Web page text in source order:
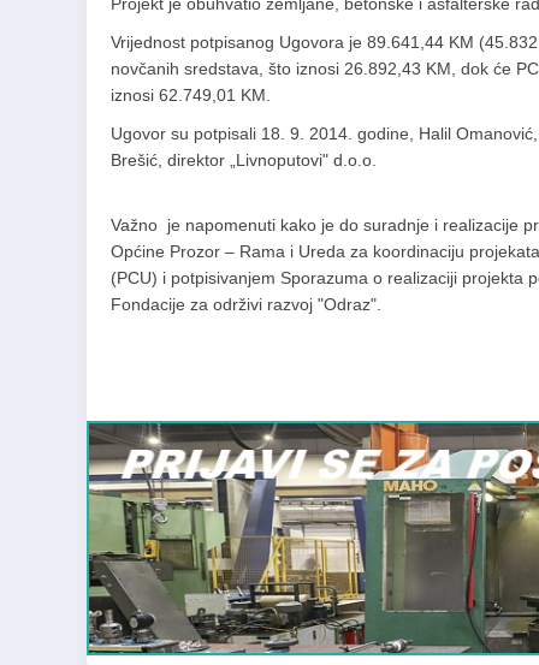
Vrijednost potpisanog Ugovora je 89.641,44 KM
novčanih sredstava, što iznosi 26.892,43 KM, dok će
iznosi 62.749,01 KM.
Ugovor su potpisali 18. 9. 2014. godine, Halil
Brešić, direktor „Livnoputovi" d.o.o.
Važno je napomenuti kako je do suradnje i realizacije
Općine Prozor – Rama i Ureda za koordinaciju
(PCU) i potpisivanjem Sporazuma o realizaciji projekta
Fondacije za održivi razvoj "Odraz".